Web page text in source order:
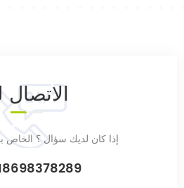
الاتصال
إذا كان لديك سؤال ؟ الخاص